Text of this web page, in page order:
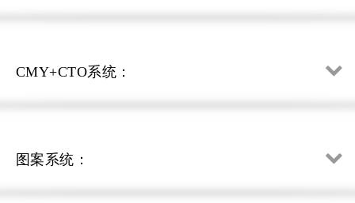
CMY+CTO系统：
图案系统：